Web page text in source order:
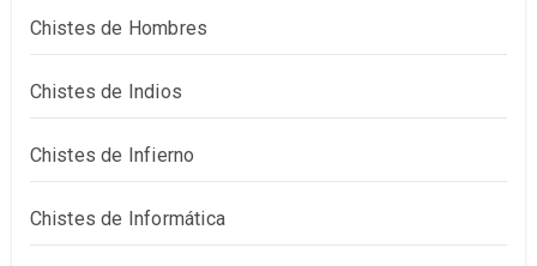
Chistes de Hombres
Chistes de Indios
Chistes de Infierno
Chistes de Informática